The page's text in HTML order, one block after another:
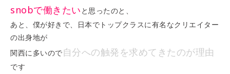
snobで働きたい と思ったのと、
あと、僕が好きで、日本でトップクラスに有名なクリエイター
の出身地が
関西に多いので自分への触発を求めてきたのが理由
です